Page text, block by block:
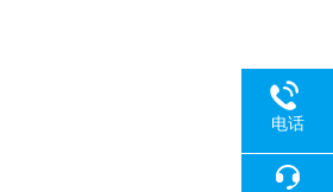
电话